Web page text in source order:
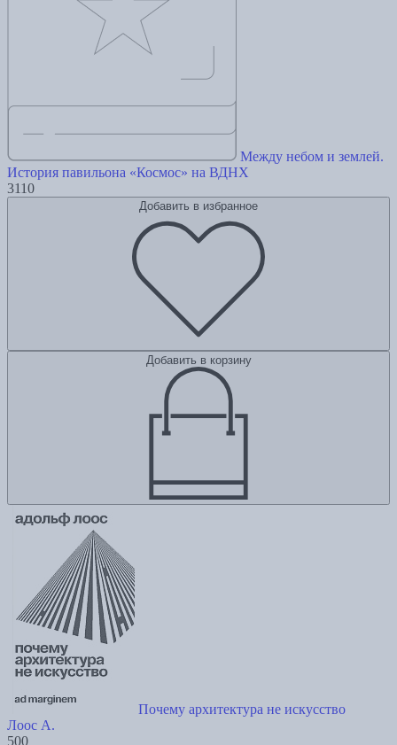
Между небом и землей.
История павильона «Космос» на ВДНХ
3110
Добавить в избранное
Добавить в корзину
Почему архитектура не искусство
Лоос А.
500